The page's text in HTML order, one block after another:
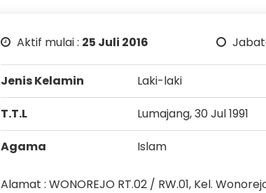
Aktif mulai : 25 Juli 2016
Jenis Kelamin Laki-laki
T.T.L Lumajang, 30 Jul 1991
Agama Islam
Alamat : WONOREJO RT.02 / RW.01, Kel.